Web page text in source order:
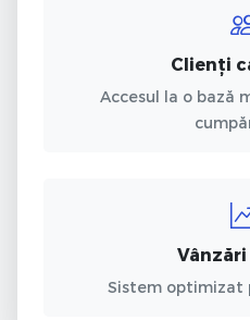
Clienți
Accesul la o bază
Sistem